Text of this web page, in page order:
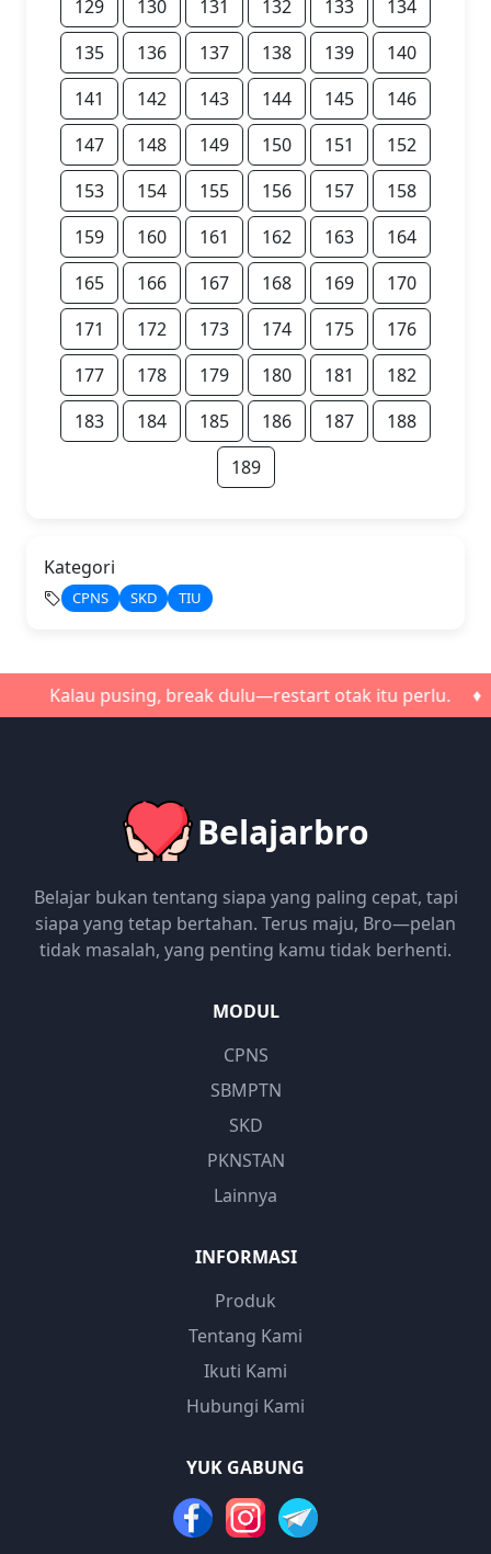
129
130 131 132 133
134
135
136 137 138 139
140
141
142 143 144 145
146
147
148 149 150 151
152
153
154 155 156 157
158
159
160 161 162 163
164
165
166 167 168 169
170
171
172 173 174 175
176
177
178 179 180 181
182
183
184 185 186 187
188
189
Kategori
CPNS SKD TIU
pusing, break dulu—restart otak itu perlu. ♦
Belajarbro
Belajar bukan tentang siapa yang paling cepat, tapi
siapa yang tetap bertahan. Terus maju, Bro—pelan
tidak masalah, yang penting kamu tidak berhenti.
MODUL
CPNS
SBMPTN
SKD
PKNSTAN
Lainnya
INFORMASI
Produk
Tentang Kami
Ikuti Kami
Hubungi Kami
YUK GABUNG